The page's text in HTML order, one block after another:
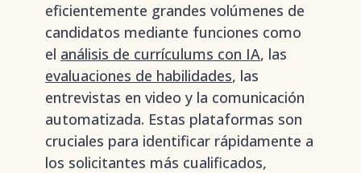
eficientemente grandes volúmenes de
candidatos mediante funciones como
el análisis de currículums con IA, las
evaluaciones de habilidades, las
entrevistas en video y la comunicación
automatizada. Estas plataformas son
cruciales para identificar rápidamente a
los solicitantes más cualificados,